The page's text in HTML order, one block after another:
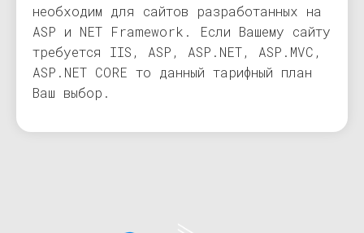
необходим для сайтов разработанных на
ASP и NET Framework. Если Вашему сайту
требуется IIS, ASP, ASP.NET, ASP.MVC,
ASP.NET CORE то данный тарифный план
Ваш выбор.